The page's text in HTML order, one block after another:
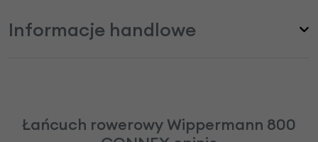
Informacje handlowe
Łańcuch rowerowy Wippermann 800